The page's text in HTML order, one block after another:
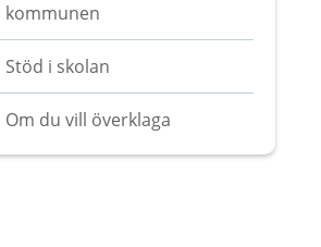
kommunen
Stöd i skolan
Om du vill överklaga